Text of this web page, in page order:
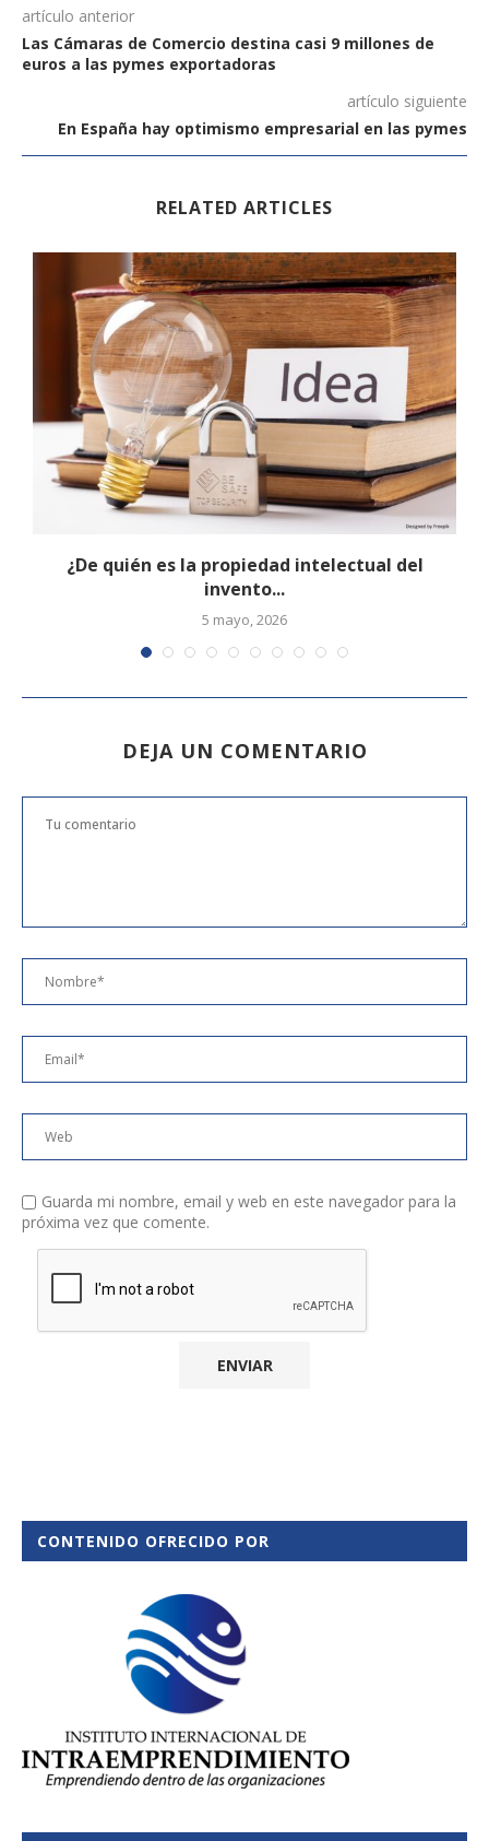
artículo anterior
Las Cámaras de Comercio destina casi 9 millones de
euros a las pymes exportadoras
artículo siguiente
En España hay optimismo empresarial en las pymes
RELATED ARTICLES
¿De quién es la propiedad intelectual del
invento...
5 mayo, 2026
DEJA UN COMENTARIO
Guarda mi nombre, email y web en este navegador para la
próxima vez que comente.
CONTENIDO OFRECIDO POR